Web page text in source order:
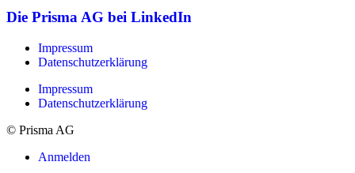
Die Prisma AG bei LinkedIn
Impressum
Datenschutzerklärung
Impressum
Datenschutzerklärung
© Prisma AG
Anmelden